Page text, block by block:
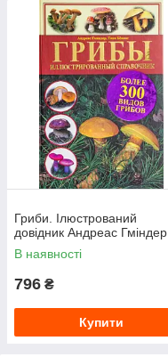
Гриби. Ілюстрований
довідник Андреас Гміндер
В наявності
796 ₴
Купити